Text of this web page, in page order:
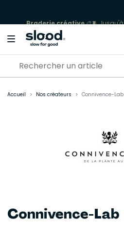
Accueil Nos créateurs Connivence-Lab
Connivence-Lab